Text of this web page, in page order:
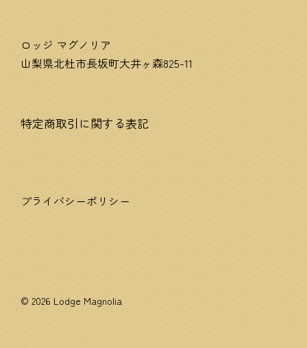
ロッジ マグノリア
山梨県北杜市長坂町大井ヶ森825-11
特定商取引に関する表記
プライバシーポリシー
© 2026 Lodge Magnolia